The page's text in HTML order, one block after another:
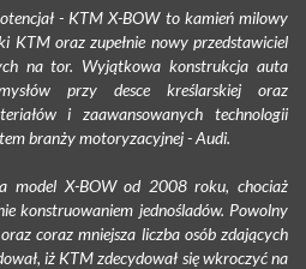
- KTM X-BOW to kamień milowy
KTM oraz zupełnie nowy przedstawiciel
na tor. Wyjątkowa konstrukcja auta
przy desce kreślarskiej oraz
i zaawansowanych technologii
branży motoryzacyjnej - Audi.
model X-BOW od 2008 roku, chociaż
konstruowaniem jednośladów. Powolny
coraz mniejsza liczba osób zdających
iż KTM zdecydował się wkroczyć na